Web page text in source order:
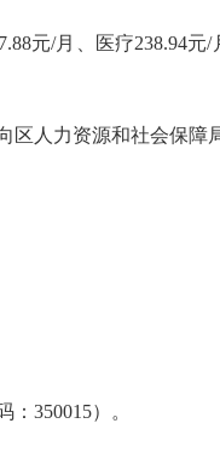
元/月、医疗238.94元
人力资源和社会保障
350015）。